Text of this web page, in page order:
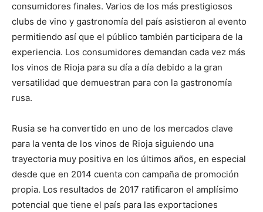
consumidores finales. Varios de los más prestigiosos
clubs de vino y gastronomía del país asistieron al evento
permitiendo así que el público también participara de la
experiencia. Los consumidores demandan cada vez más
los vinos de Rioja para su día a día debido a la gran
versatilidad que demuestran para con la gastronomía
rusa.
Rusia se ha convertido en uno de los mercados clave
para la venta de los vinos de Rioja siguiendo una
trayectoria muy positiva en los últimos años, en especial
desde que en 2014 cuenta con campaña de promoción
propia. Los resultados de 2017 ratificaron el amplísimo
potencial que tiene el país para las exportaciones